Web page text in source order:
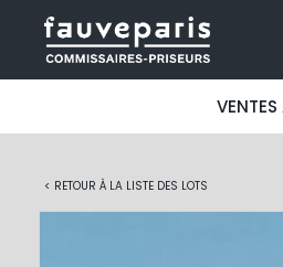
VENTES
< RETOUR À LA LISTE DES LOTS